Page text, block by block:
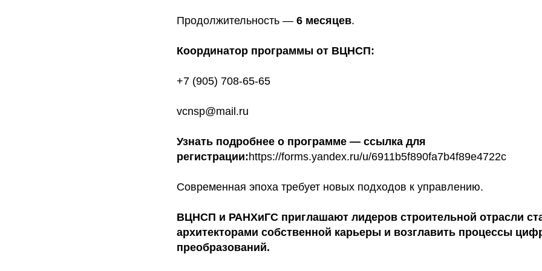
Продолжительность — 6 месяцев.
Координатор программы от ВЦНСП:
+7 (905) 708-65-65
vcnsp@mail.ru
Узнать подробнее о программе — ссылка для
регистрации:https://forms.yandex.ru/u/6911b5f890fa7b4f89e4722c
Современная эпоха требует новых подходов к управлению.
ВЦНСП и РАНХиГС приглашают лидеров строительной отрасли
архитекторами собственной карьеры и возглавить процессы
преобразований.